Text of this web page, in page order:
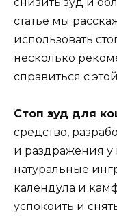
статье мы
использовать
несколько
справиться с
Стоп зуд для
средство,
и раздражения
натуральные
календула и
успокоить и